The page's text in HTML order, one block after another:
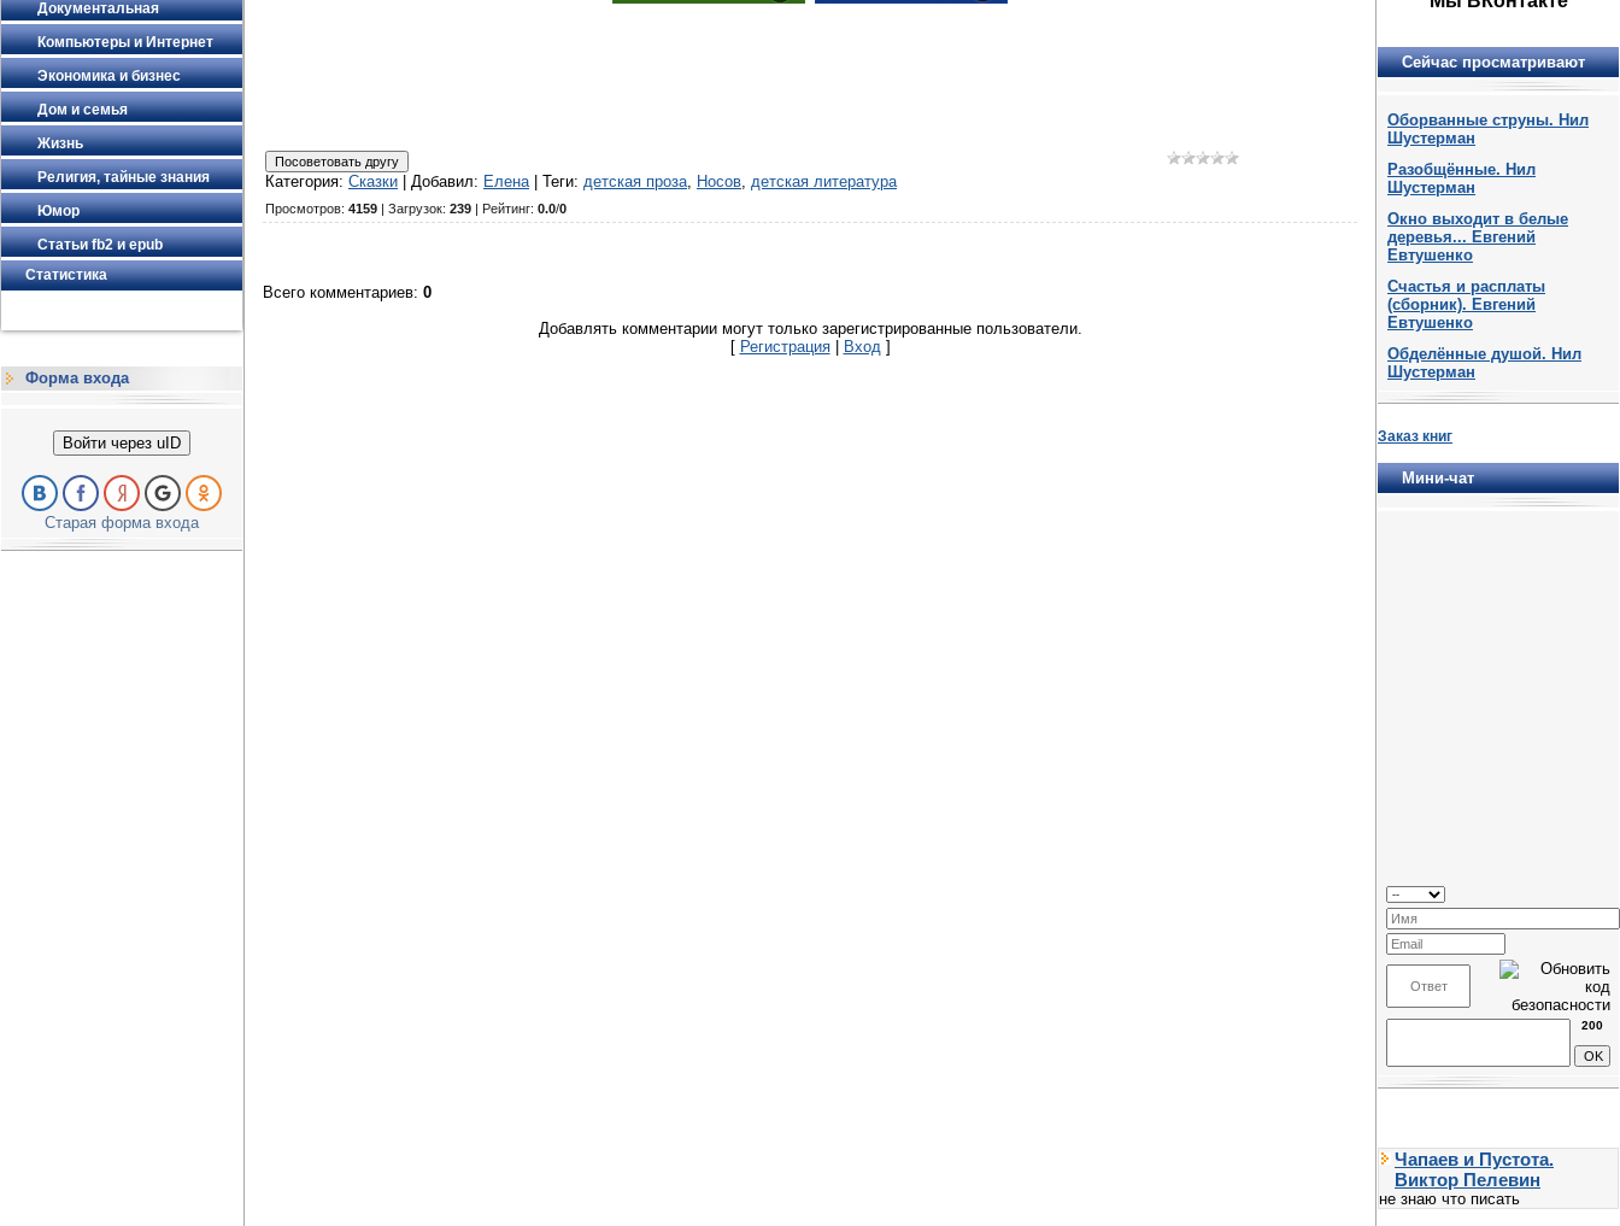
Документальная
Компьютеры и Интернет
Экономика и бизнес
Дом и семья
Жизнь
Религия, тайные знания
Юмор
Статьи fb2 и epub
Статистика
Форма входа
Войти через uID
Старая форма входа
Категория: Сказки Добавил: Елена| Теги: детская проза, Носов, детская литература
Просмотров: 4159 | Загрузок: 239 | Рейтинг: 0.0/0
Всего комментариев: 0
Добавлять комментарии могут только зарегистрированные пользователи.
[ Регистрация| Вход]
Сейчас просматривают
Оборванные струны. Нил
Шустерман
Разобщённые. Нил
Шустерман
Окно выходит в белые
деревья... Евгений
Евтушенко
Счастья и расплаты
(сборник). Евгений
Евтушенко
Обделённые душой. Нил
Шустерман
Заказ книг
Мини-чат
200
Чапаев и Пустота.
Виктор Пелевин
не знаю что писать